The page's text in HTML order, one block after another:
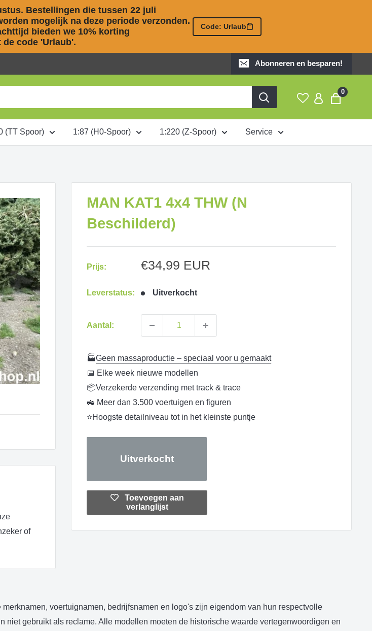
Bestellingen die tussen 22 juli
mogelijk na deze periode verzonden.
bieden we 10% korting
code 'Urlaub'.
Code: Urlaub
Abonneren en besparen!
0
(TT Spoor) 1:87 (H0-Spoor) 1:220 (Z-Spoor) Service
MAN KAT1 4x4 THW (N
Beschilderd)
Prijs: Aanbiedingsprijs
€34,99 EUR
Leverstatus: Uitverkocht
Aantal:
🏭Geen massaproductie – speciaal voor u gemaakt
📅 Elke week nieuwe modellen
📦Verzekerde verzending met track & trace
🚜 Meer dan 3.500 voertuigen en figuren
⭐Hoogste detailniveau tot in het kleinste puntje
Uitverkocht
Toevoegen aan
verlanglijst
of
voertuignamen, bedrijfsnamen en logo's zijn eigendom van hun respectvolle
gebruikt als reclame. Alle modellen moeten de historische waarde vertegenwoordigen en